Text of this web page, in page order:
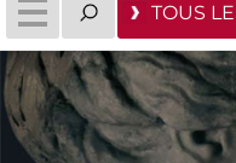
TOUS